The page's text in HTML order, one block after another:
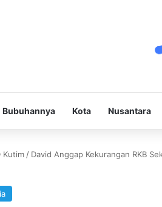
Bubuhannya Kota Nusantara
Kutim / David Anggap Kekurangan RKB